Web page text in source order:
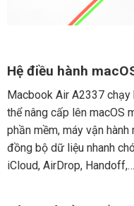
Hệ điều hành
Macbook Air A2337 chạy
thể nâng cấp lên macOS
phần mềm, máy vận
đồng bộ dữ liệu nhanh
iCloud, AirDrop, Handoff,…